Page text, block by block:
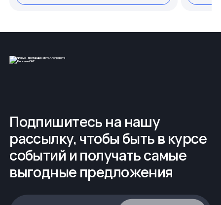
Подпишитесь на нашу
рассылку, чтобы быть в курсе
событий и получать самые
выгодные предложения